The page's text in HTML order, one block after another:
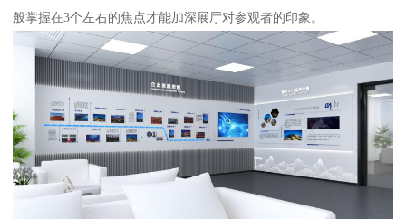
般掌握在3个左右的焦点才能加深展厅对参观者的印象。